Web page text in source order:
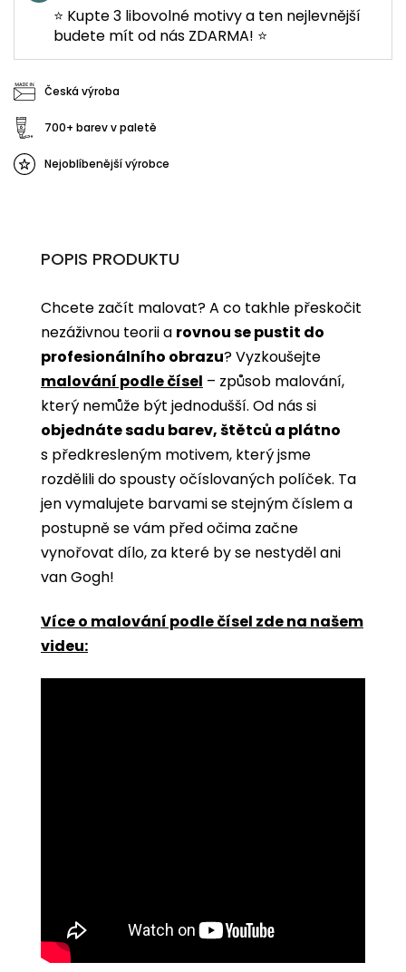
⭐ Kupte 3 libovolné motivy a ten nejlevnější
budete mít od nás ZDARMA! ⭐
Česká výroba
700+ barev v paletě
Nejoblíbenější výrobce
POPIS PRODUKTU
Chcete začít malovat? A co takhle přeskočit
nezáživnou teorii a rovnou se pustit do
profesionálního obrazu? Vyzkoušejte
malování podle čísel ­­– způsob malování,
který nemůže být jednodušší. Od nás si
objednáte sadu barev, štětců a plátno
s předkresleným motivem, který jsme
rozdělili do spousty očíslovaných políček. Ta
jen vymalujete barvami se stejným číslem a
postupně se vám před očima začne
vynořovat dílo, za které by se nestyděl ani
van Gogh!
Více o malování podle čísel zde na našem
videu: